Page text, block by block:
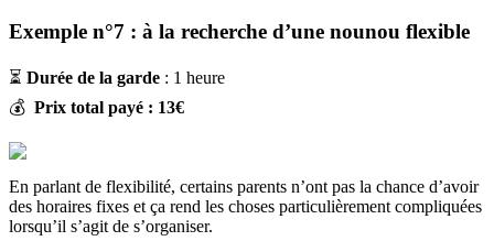
Exemple n°7 : à la recherche d’une nounou flexible
⏳ Durée de la garde : 1 heure
💰 Prix total payé : 13€
En parlant de flexibilité, certains parents n’ont pas la chance d’avoir
des horaires fixes et ça rend les choses particulièrement compliquées
lorsqu’il s’agit de s’organiser.